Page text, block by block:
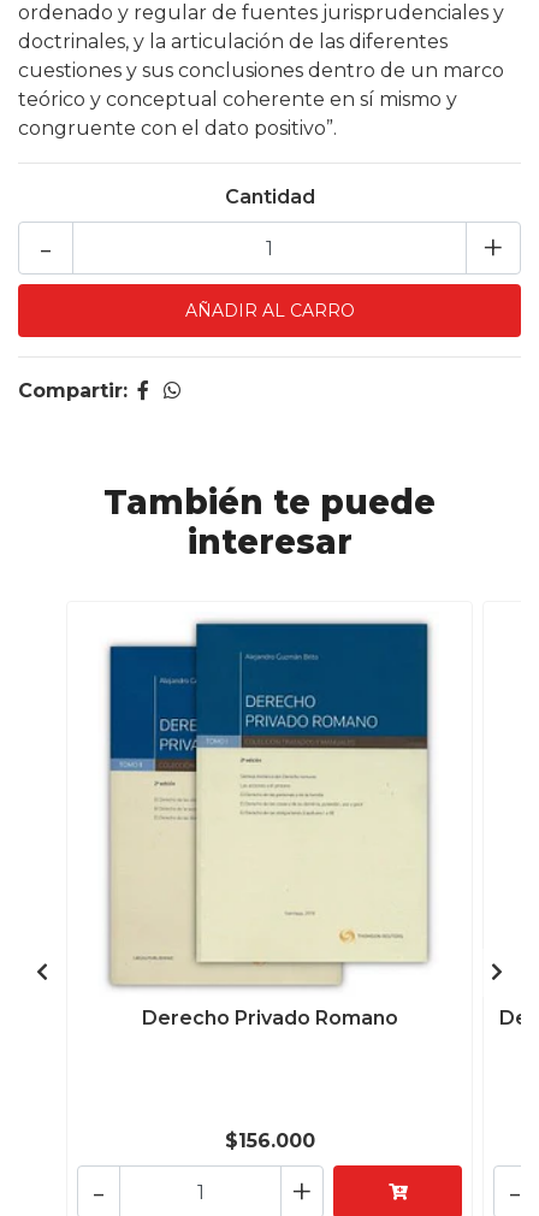
ordenado y regular de fuentes jurisprudenciales y
doctrinales, y la articulación de las diferentes
cuestiones y sus conclusiones dentro de un marco
teórico y conceptual coherente en sí mismo y
congruente con el dato positivo”.
Cantidad
+
-
Compartir:
También te puede
interesar
Derecho Privado Romano
$156.000
+
- -